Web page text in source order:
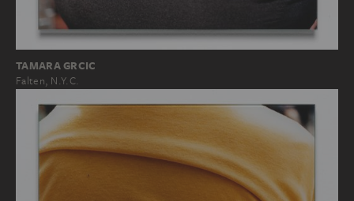
TAMARA GRCIC
Falten, N.Y.C.